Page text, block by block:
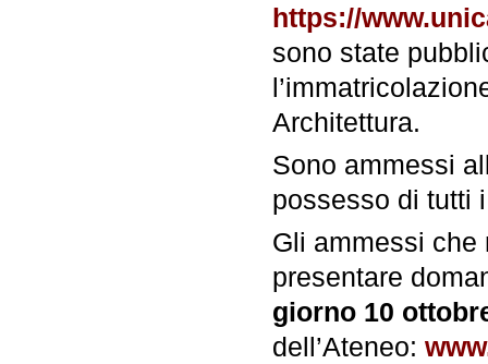
https://
sono state
Architettura.
Sono ammessi
possesso di tutti
Gli ammessi che
presentare
giorno 10
dell’Ateneo: